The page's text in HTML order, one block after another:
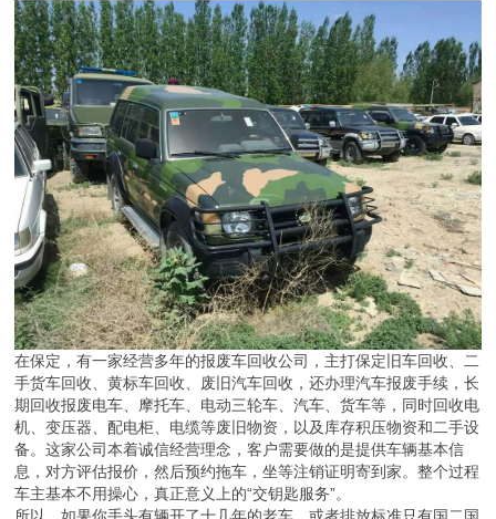
在保定，有一家经营多年的报废车回收公司，主打保定旧车回收、二
手货车回收、黄标车回收、废旧汽车回收，还办理汽车报废手续，长
期回收报废电车、摩托车、电动三轮车、汽车、货车等，同时回收电
机、变压器、配电柜、电缆等废旧物资，以及库存积压物资和二手设
备。这家公司本着诚信经营理念，客户需要做的是提供车辆基本信
息，对方评估报价，然后预约拖车，坐等注销证明寄到家。整个过程
车主基本不用操心，真正意义上的“交钥匙服务”。